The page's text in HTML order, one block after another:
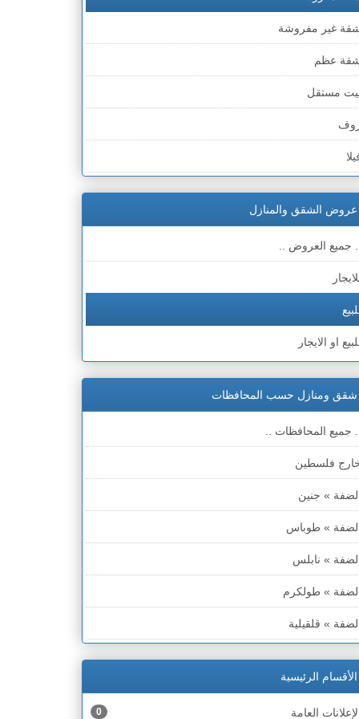
غير مفروشة
عظم
مستقل
ملحق
عروض الشقق والمنازل
.. جميع العروض ..
او الايجار
شقق ومنازل حسب المحافظات
.. جميع المحافظات ..
فلسطين
» جنين
» طوباس
» نابلس
» طولكرم
» قلقيلية
الضفة » رام الله والبيره
الأقسام الرئيسية
العامة 0